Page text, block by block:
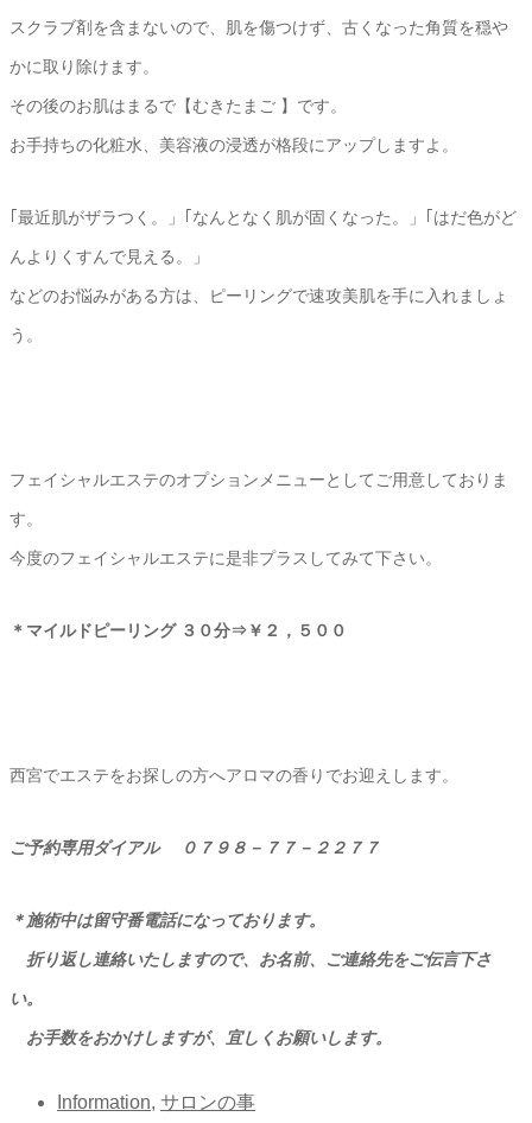
スクラブ剤を含まないので、肌を傷つけず、古くなった角質を穏や
かに取り除けます。
その後のお肌はまるで【むきたまご 】です。
お手持ちの化粧水、美容液の浸透が格段にアップしますよ。
｢最近肌がザラつく。」｢なんとなく肌が固くなった。」｢はだ色がど
んよりくすんで見える。」
などのお悩みがある方は、ピーリングで速攻美肌を手に入れましょ
う。
フェイシャルエステのオプションメニューとしてご用意しておりま
す。
今度のフェイシャルエステに是非プラスしてみて下さい。
＊マイルドピーリング ３０分⇒￥２，５００
西宮でエステをお探しの方へアロマの香りでお迎えします。
ご予約専用ダイアル ０７９８－７７－２２７７
＊施術中は留守番電話になっております。
折り返し連絡いたしますので、お名前、ご連絡先をご伝言下さ
い。
お手数をおかけしますが、宜しくお願いします。
Information, サロンの事